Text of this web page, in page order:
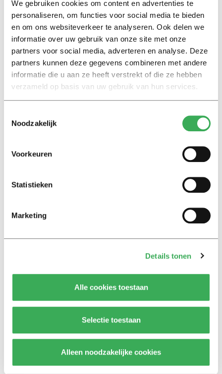
We gebruiken cookies om content en advertenties te
personaliseren, om functies voor social media te bieden
en om ons websiteverkeer te analyseren. Ook delen we
informatie over uw gebruik van onze site met onze
partners voor social media, adverteren en analyse. Deze
partners kunnen deze gegevens combineren met andere
informatie die u aan ze heeft verstrekt of die ze hebben
verzameld op basis van uw gebruik van hun services.
Noodzakelijk
Voorkeuren
Statistieken
Marketing
Details tonen
Alle cookies toestaan
Selectie toestaan
Alleen noodzakelijke cookies
wat het effect is van een verkeerde prosodie op het
begrip bij moedertaalsprekers. Wat blijkt:
moedertaalsprekers herkennen een verkeerde
prosodie meteen als ‘buitenlands’, en zeggen dat ze
zinnen die met een verkeerd ritme of verkeerde
melodie minder goed begrijpen.
Dat dénken ze, maar promovenda Van Maastricht nam
met de juiste en minder goede intonatievarianten
horen, gekoppeld aan een beeld op een scherm, en
testte het begrip door ze op een knop te laten drukken.
met een minder geslaagde prosodie.
begrijpen, ook als ze niet helemaal de juiste intonatie
Dat is prettig, want prosodie blijkt een van de lastigste
gevorderd zijn en in een omgeving met
moedertaalsprekers verkeren, krijgen we de
zinsmelodie te pakken. Een goede manier om het in
een les te trainen, ontbreekt nog, stelt Van
Maastricht. Ze promoveert woensdag.